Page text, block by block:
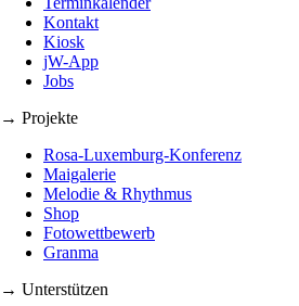
Kontakt
Kiosk
jW-App
Jobs
→ Projekte
Rosa-Luxemburg-Konferenz
Maigalerie
Melodie & Rhythmus
Shop
Fotowettbewerb
Granma
→ Unterstützen